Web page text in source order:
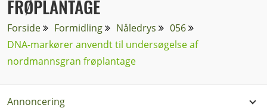
FRØPLANTAGE
Forside Formidling Nåledrys
056
DNA-markører anvendt til undersøgelse af
nordmannsgran frøplantage
Annoncering